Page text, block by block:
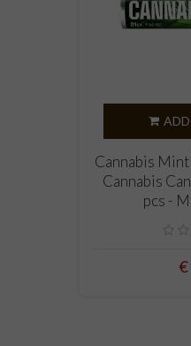
Cannabis
Cannabis
pcs -